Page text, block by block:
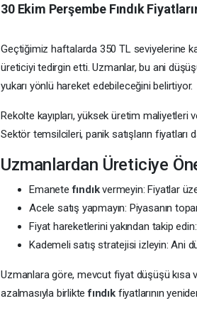
30 Ekim Perşembe Fındık
Geçtiğimiz haftalarda 350 TL seviyelerine
üreticiyi tedirgin etti. Uzmanlar, bu ani
yukarı yönlü hareket edebileceğini belirtiyor.
Rekolte kayıpları, yüksek üretim maliyetleri
Sektör temsilcileri, panik satışların fiyatları
Uzmanlardan Üreticiye
Emanetefındıkvermeyin: Fiyatlar
Acele satış yapmayın: Piyasanın
Fiyat hareketlerini yakından takip
Kademeli satış stratejisi izleyin: Ani
Uzmanlara göre, mevcut fiyat düşüşü kısa
azalmasıyla birliktefındık fiyatlarının